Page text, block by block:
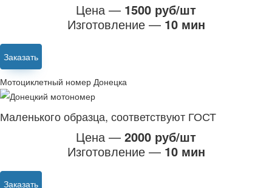
Цена — 1500 руб/шт
Изготовление — 10 мин
Заказать
Мотоциклетный номер Донецка
Маленького образца, соответствуют ГОСТ
Цена — 2000 руб/шт
Изготовление — 10 мин
Заказать